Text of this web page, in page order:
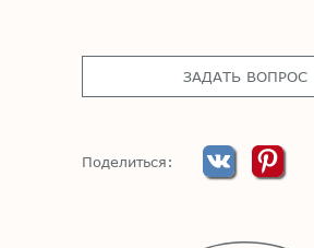
ЗАДАТЬ ВОПРОС
Поделиться: